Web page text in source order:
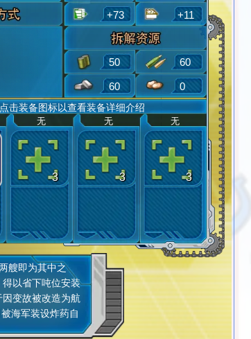
+73 +11
50 60
60 0
点击装备图标以查看装备详细介绍
无
3
无
3
无
3
艘即为其中之
以省下吨位安装
变故被改造为航
海军装设炸药自